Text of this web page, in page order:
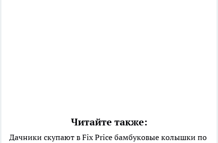
Читайте также:
Дачники скупают в Fix Price бамбуковые колышки по